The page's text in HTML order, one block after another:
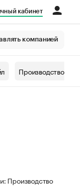
кабинет
компанией
Производство
Производство